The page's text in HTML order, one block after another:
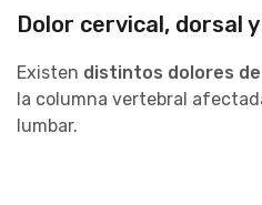
Dolor cervical, dorsal
Existen distintos dolores
la columna vertebral
lumbar.